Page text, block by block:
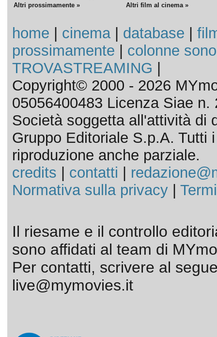
Altri prossimamente » Altri film al cinema »
home cinema| database
prossimamente
colonne
TROVASTREAMING
Copyright© 2000 - 2026
05056400483 Licenza Siae n.
Società soggetta all'attività di
Gruppo Editoriale S.p.A. Tutti
riproduzione anche parziale.
credits
contatti
Normativa sulla privacy|
Il riesame e il controllo
sono affidati al team di
Per contatti, scrivere al
live@mymovies.it